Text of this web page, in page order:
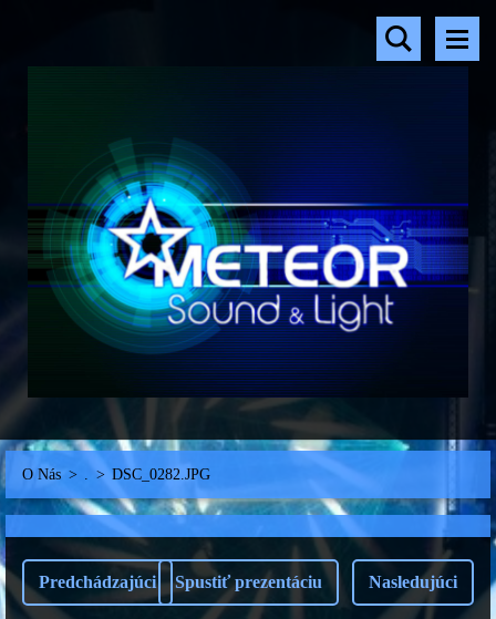
O Nás > > DSC_0282.JPG
Predchádzajúci Spustiť prezentáciu Nasledujúci